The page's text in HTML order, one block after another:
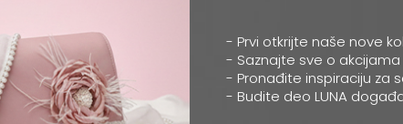
- Prvi otkrijte naše nove
- Saznajte sve o
- Pronađite inspiraciju za
- Budite deo LUNA